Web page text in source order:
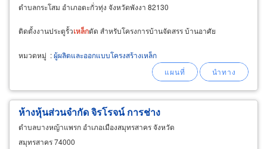
ตำบลกระโสม อำเภอตะกั่วทุ่ง จังหวัดพังงา 82130
ติดตั้งงานประตูรั้วเหล็กดัด สำหรับโครงการบ้านจัดสรร บ้านอาศัย
หมวดหมู่ :ผู้ผลิตและออกแบบโครงสร้างเหล็ก
ห้างหุ้นส่วนจำกัด จิรโรจน์ การช่าง
ตำบลบางหญ้าแพรก อำเภอเมืองสมุทรสาคร จังหวัด
สมุทรสาคร 74000